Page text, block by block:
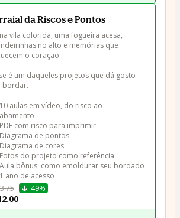
da Riscos e Pontos
vila colorida, uma fogueira acesa,
no alto e memórias que
o coração.
é um daqueles projetos que dá gosto
bordar.
aulas em vídeo, do risco ao
com risco para imprimir
de pontos
de cores
do projeto como referência
bônus: como emoldurar seu bordado
ano de acesso
49%